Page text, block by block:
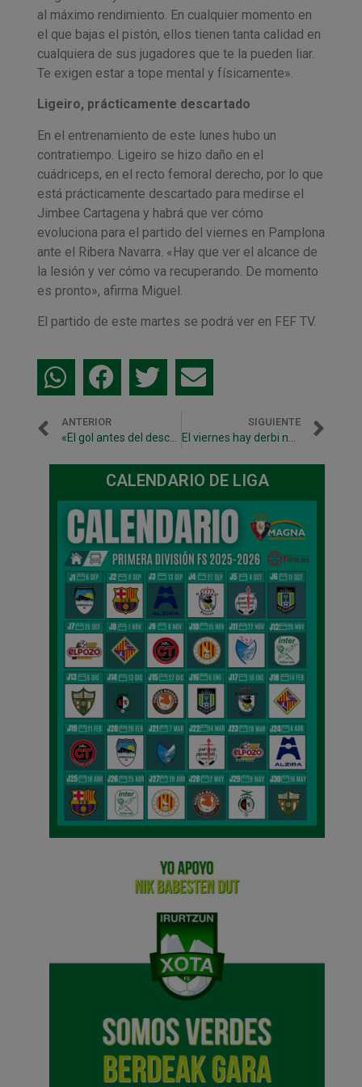
al máximo rendimiento. En cualquier momento en
el que bajas el pistón, ellos tienen tanta calidad en
cualquiera de sus jugadores que te la pueden liar.
Te exigen estar a tope mental y físicamente».
Ligeiro, prácticamente descartado
En el entrenamiento de este lunes hubo un
contratiempo. Ligeiro se hizo daño en el
cuádriceps, en el recto femoral derecho, por lo que
está prácticamente descartado para medirse el
Jimbee Cartagena y habrá que ver cómo
evoluciona para el partido del viernes en Pamplona
ante el Ribera Navarra. «Hay que ver el alcance de
la lesión y ver cómo va recuperando. De momento
es pronto», afirma Miguel.
El partido de este martes se podrá ver en FEF TV.
ANTERIOR
«El gol antes del descanso nos ha hecho daño»
SIGUIENTE
CALENDARIO DE LIGA